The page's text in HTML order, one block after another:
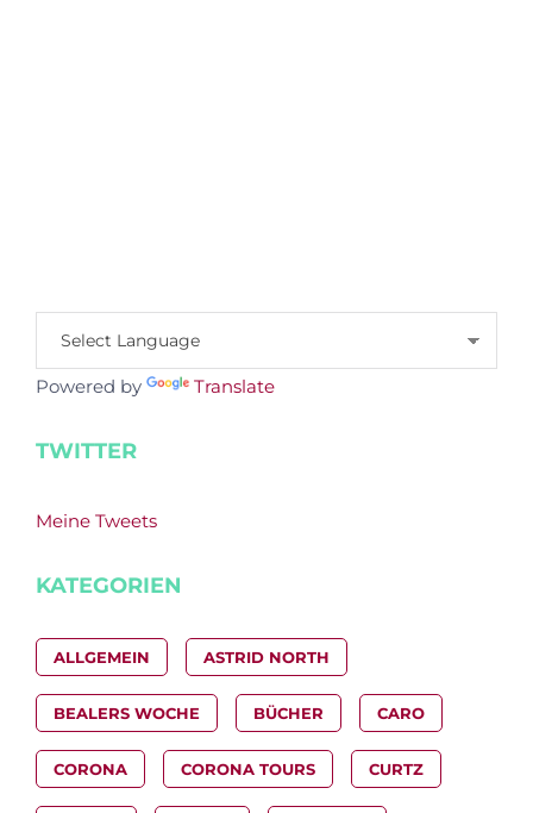
Powered by Translate
TWITTER
Meine Tweets
KATEGORIEN
ALLGEMEIN ASTRID NORTH
BEALERS WOCHE BÜCHER CARO
CORONA CORONA TOURS CURTZ